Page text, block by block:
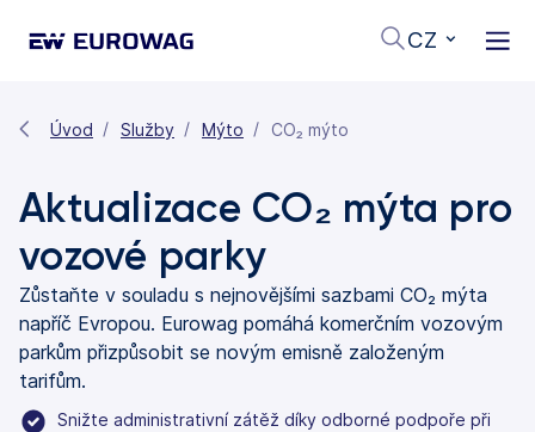
CZ
Úvod Služby Mýto CO₂ mýto
Aktualizace CO₂ mýta pro
vozové parky
Zůstaňte v souladu s nejnovějšími sazbami CO₂ mýta
napříč Evropou. Eurowag pomáhá komerčním vozovým
parkům přizpůsobit se novým emisně založeným
tarifům.
Snižte administrativní zátěž díky odborné podpoře při